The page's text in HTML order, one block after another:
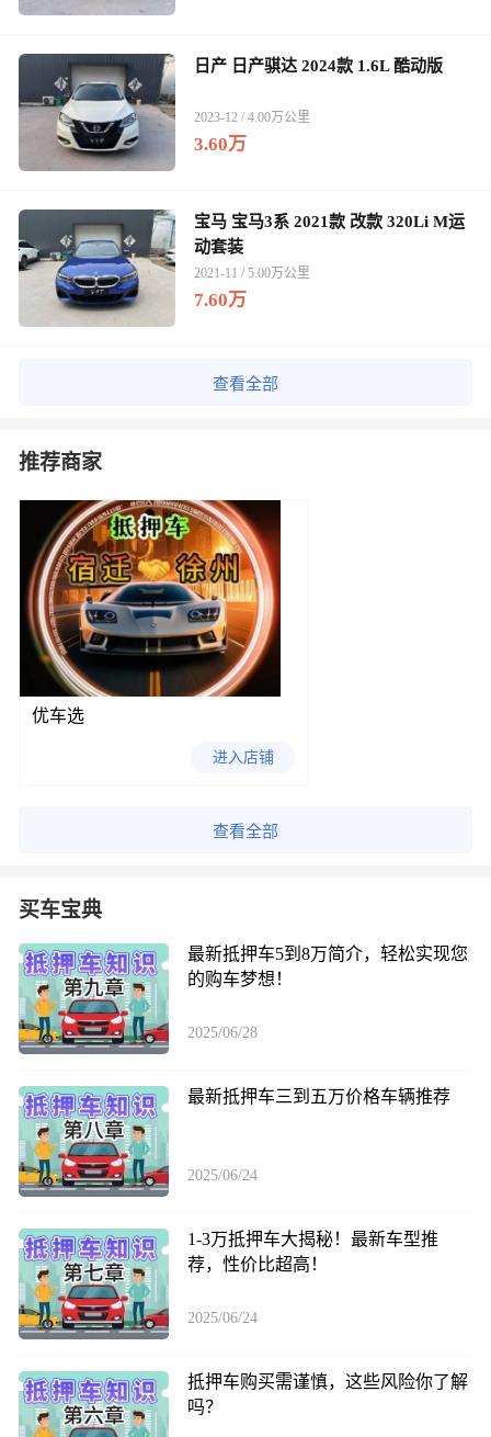
日产 日产骐达 2024款 1.6L 酷动版
2023-12 / 4.00万公里
3.60万
宝马 宝马3系 2021款 改款 320Li M运
动套装
2021-11 / 5.00万公里
7.60万
查看全部
推荐商家
优车选
进入店铺
查看全部
买车宝典
最新抵押车5到8万简介，轻松实现您
的购车梦想！
2025/06/28
最新抵押车三到五万价格车辆推荐
2025/06/24
1-3万抵押车大揭秘！最新车型推
荐，性价比超高！
2025/06/24
抵押车购买需谨慎，这些风险你了解
吗？